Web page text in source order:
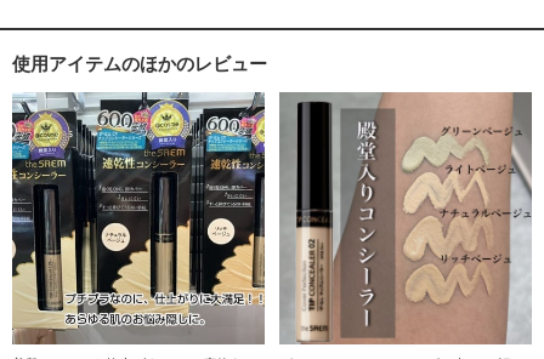
使用アイテムのほかのレビュー